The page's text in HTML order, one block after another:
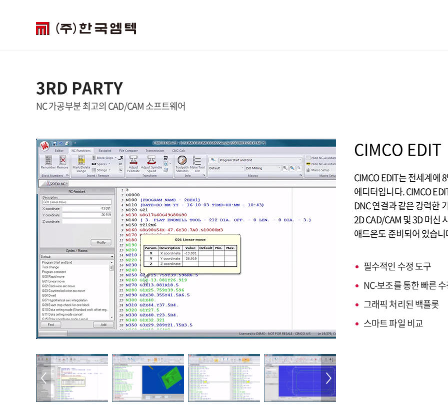
3RD PARTY
NC 가공부분 최고의 CAD/CAM 소프트웨어
CIMCO EDIT
CIMCO EDIT는 전세계에
에디터입니다. CIMCO
DNC 연결과 같은 강력한
2D CAD/CAM 및 3D 머신
애드온도 준비되어 있습니
필수적인 수정 도구
NC-보조를 통한 빠른
그래픽 처리된 백플롯
스마트 파일 비교